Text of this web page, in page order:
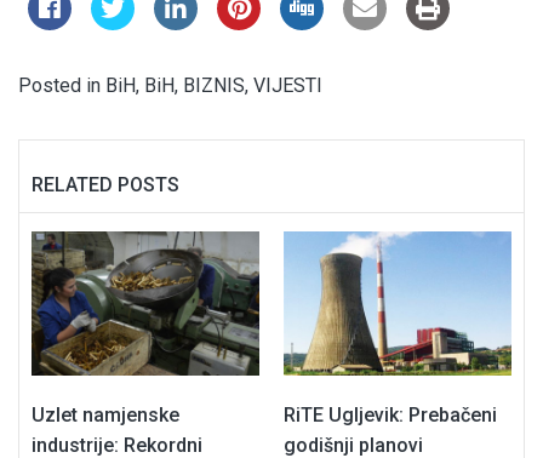
Posted in BiH, BiH, BIZNIS, VIJESTI
RELATED POSTS
Uzlet namjenske
industrije: Rekordni
RiTE Ugljevik: Prebačeni
godišnji planovi